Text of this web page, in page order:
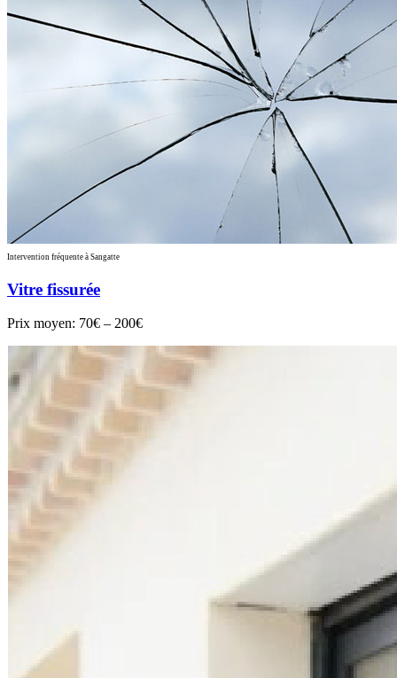
Intervention fréquente à Sangatte
Vitre fissurée
Prix moyen: 70€ – 200€